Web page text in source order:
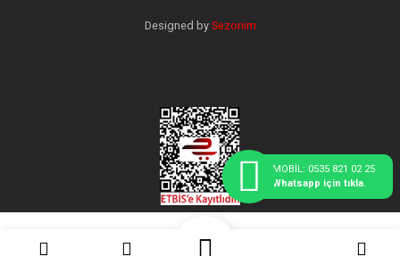
Designed by Sezonim
MOBİL: 0535 821 02 25
Whatsapp için tıkla.